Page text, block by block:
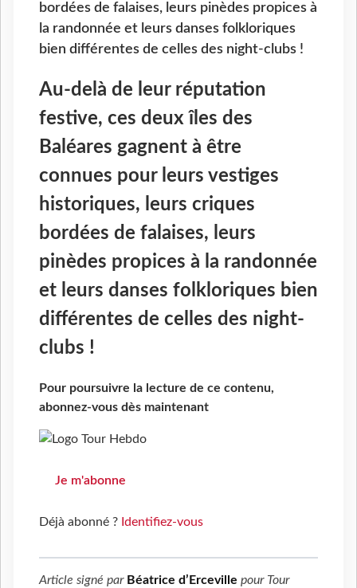
bordées de falaises, leurs pinèdes propices à
la randonnée et leurs danses folkloriques
bien différentes de celles des night-clubs !
Au-delà de leur réputation
festive, ces deux îles des
Baléares gagnent à être
connues pour leurs vestiges
historiques, leurs criques
bordées de falaises, leurs
pinèdes propices à la randonnée
et leurs danses folkloriques bien
différentes de celles des night-
clubs !
Pour poursuivre la lecture de ce contenu,
abonnez-vous dès maintenant
Je m'abonne
Déjà abonné ? Identifiez-vous
Article signé par Béatrice d’Erceville pour Tour